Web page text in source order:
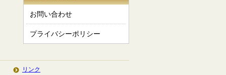
お問い合わせ
プライバシーポリシー
リンク